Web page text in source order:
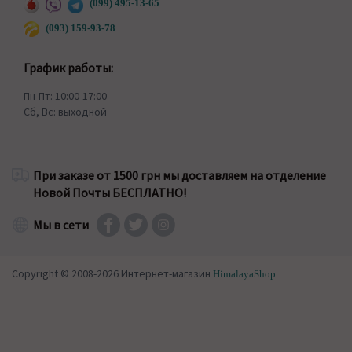
(099) 495-13-65
(093) 159-93-78
График работы:
Пн-Пт: 10:00-17:00
Сб, Вс: выходной
При заказе от 1500 грн мы доставляем на отделение
Новой Почты БЕСПЛАТНО!
Мы в сети
Copyright © 2008-2026 Интернет-магазин HimalayaShop